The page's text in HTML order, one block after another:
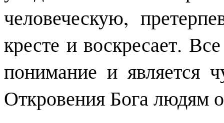
человеческую,
кресте и воскресает.
понимание и является
Откровения Бога людям